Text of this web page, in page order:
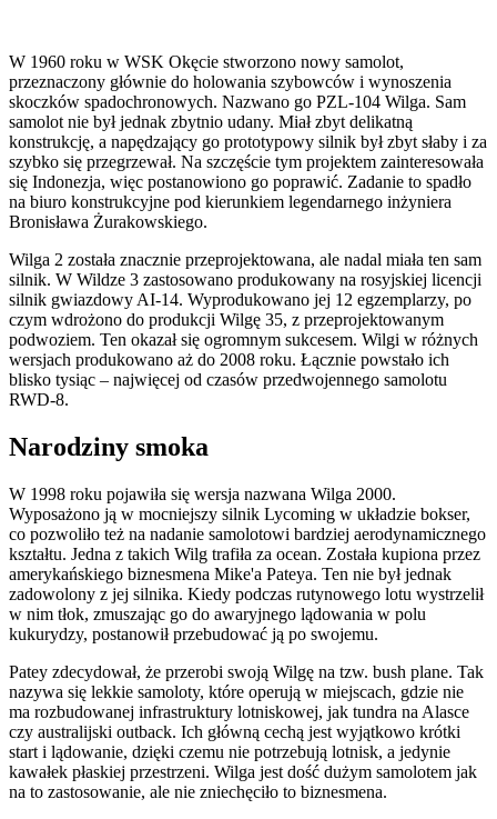
W 1960 roku w WSK Okęcie stworzono nowy samolot,
przeznaczony głównie do holowania szybowców i wynoszenia
skoczków spadochronowych. Nazwano go PZL-104 Wilga. Sam
samolot nie był jednak zbytnio udany. Miał zbyt delikatną
konstrukcję, a napędzający go prototypowy silnik był zbyt słaby i za
szybko się przegrzewał. Na szczęście tym projektem zainteresowała
się Indonezja, więc postanowiono go poprawić. Zadanie to spadło
na biuro konstrukcyjne pod kierunkiem legendarnego inżyniera
Bronisława Żurakowskiego.
Wilga 2 została znacznie przeprojektowana, ale nadal miała ten sam
silnik. W Wildze 3 zastosowano produkowany na rosyjskiej licencji
silnik gwiazdowy AI-14. Wyprodukowano jej 12 egzemplarzy, po
czym wdrożono do produkcji Wilgę 35, z przeprojektowanym
podwoziem. Ten okazał się ogromnym sukcesem. Wilgi w różnych
wersjach produkowano aż do 2008 roku. Łącznie powstało ich
blisko tysiąc – najwięcej od czasów przedwojennego samolotu
RWD-8.
Narodziny smoka
W 1998 roku pojawiła się wersja nazwana Wilga 2000.
Wyposażono ją w mocniejszy silnik Lycoming w układzie bokser,
co pozwoliło też na nadanie samolotowi bardziej aerodynamicznego
kształtu. Jedna z takich Wilg trafiła za ocean. Została kupiona przez
amerykańskiego biznesmena Mike'a Pateya. Ten nie był jednak
zadowolony z jej silnika. Kiedy podczas rutynowego lotu wystrzelił
w nim tłok, zmuszając go do awaryjnego lądowania w polu
kukurydzy, postanowił przebudować ją po swojemu.
Patey zdecydował, że przerobi swoją Wilgę na tzw. bush plane. Tak
nazywa się lekkie samoloty, które operują w miejscach, gdzie nie
ma rozbudowanej infrastruktury lotniskowej, jak tundra na Alasce
czy australijski outback. Ich główną cechą jest wyjątkowo krótki
start i lądowanie, dzięki czemu nie potrzebują lotnisk, a jedynie
kawałek płaskiej przestrzeni. Wilga jest dość dużym samolotem jak
na to zastosowanie, ale nie zniechęciło to biznesmena.